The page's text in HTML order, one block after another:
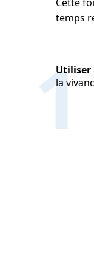
temps
1
Utiliser
la